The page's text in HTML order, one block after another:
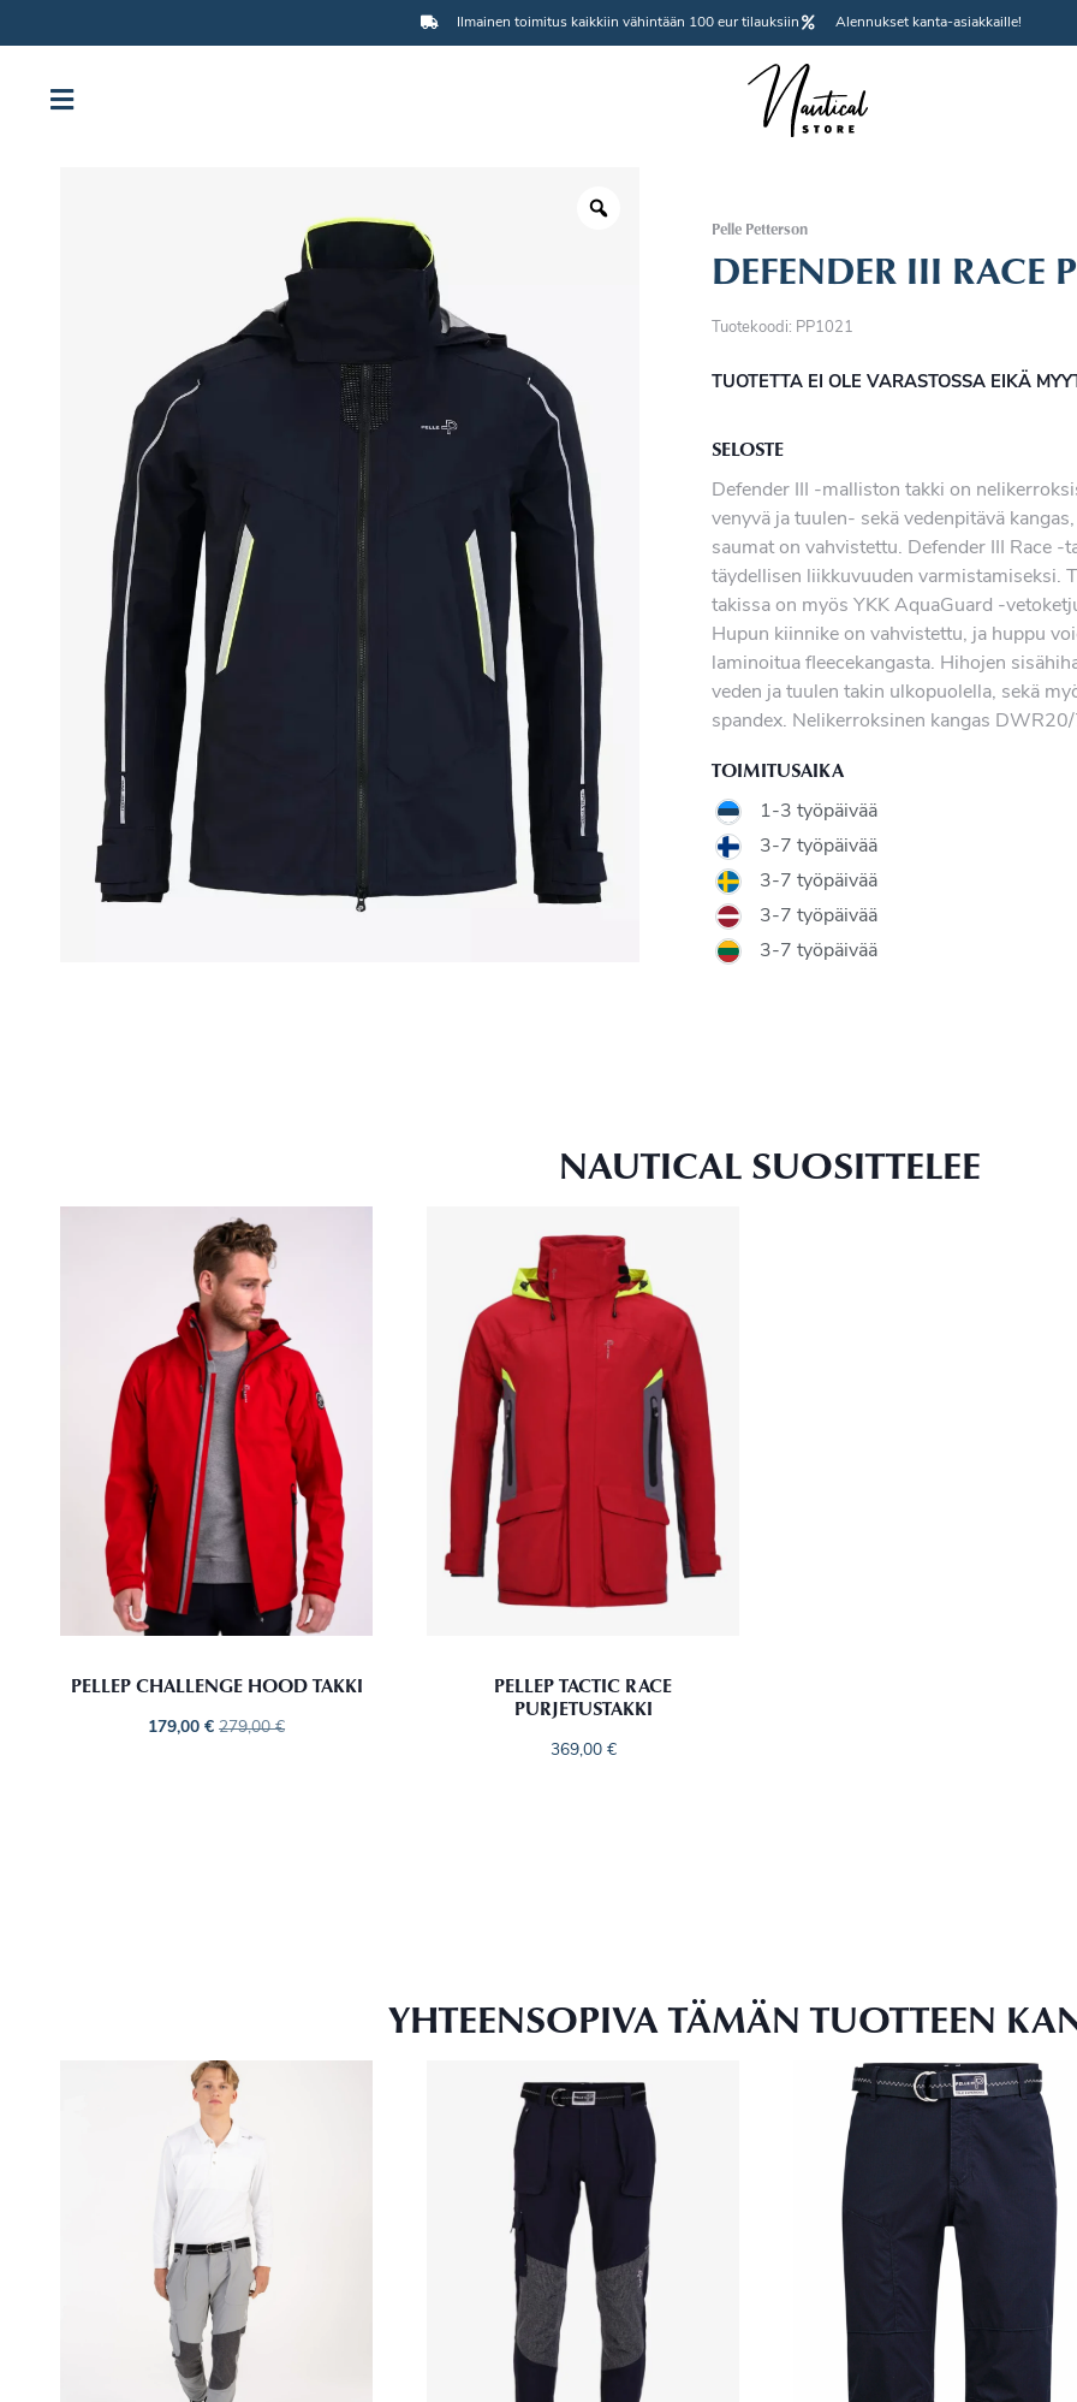
Ilmainen toimitus kaikkiin vähintään 100 eur tilauksiin Alennukset kanta-asiakkaille!
Pelle Petterson
DEFENDER III RACE
Tuotekoodi: PP1021
TUOTETTA EI OLE VARASTOSSA EIKÄ
SELOSTE
Defender III -malliston takki on
venyvä ja tuulen- sekä vedenpitävä
saumat on vahvistettu. Defender III Race
täydellisen liikkuvuuden varmistamiseksi.
takissa on myös YKK AquaGuard -
Hupun kiinnike on vahvistettu, ja huppu
laminoitua fleecekangasta. Hihojen
veden ja tuulen takin ulkopuolella, sekä
spandex. Nelikerroksinen kangas
TOIMITUSAIKA
1-3 työpäivää
3-7 työpäivää
3-7 työpäivää
3-7 työpäivää
3-7 työpäivää
NAUTICAL SUOSITTELEE
PELLEP CHALLENGE HOOD TAKKI
179,00€ 279,00€
PELLEP TACTIC RACE
PURJETUSTAKKI
369,00 €
YHTEENSOPIVA TÄMÄN TUOTTEEN